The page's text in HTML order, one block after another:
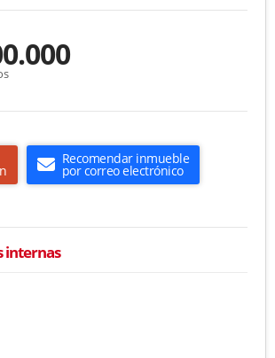
Recomendar inmueble
por correo electrónico
internas